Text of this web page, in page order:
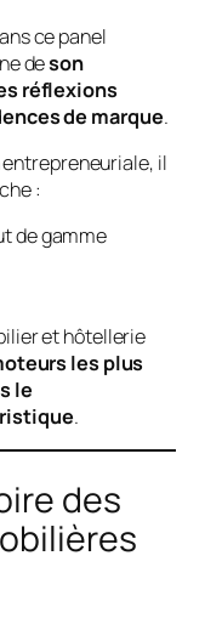
ce panel
deson
réflexions
de marque.
il
:
de gamme
et hôtellerie
les plus
le
.
des